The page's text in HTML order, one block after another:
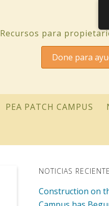
Recursos para
Done para
PEA PATCH CAMPUS
NOTICIAS
Construction on